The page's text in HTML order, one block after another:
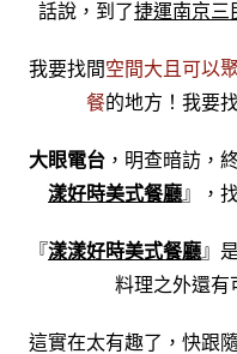
話說，到了捷運南京三
我要找間空間大且可以
餐的地方！我要
大眼電台 ，明查暗訪，
漾好時美式餐廳』，
『漾漾好時美式餐廳』
料理之外還有
這實在太有趣了，快跟